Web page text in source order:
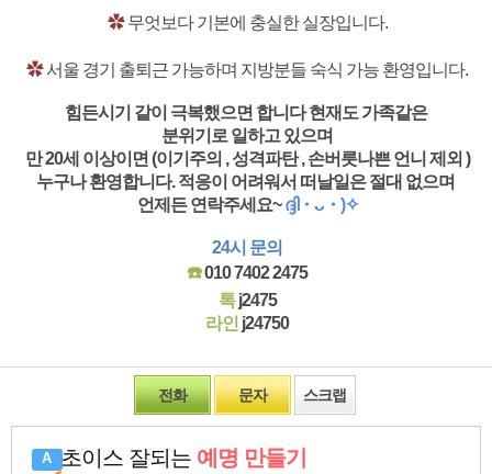
✿무엇보다 기본에 충실한 실장입니다.
✿서울 경기 출퇴근 가능하며 지방분들 숙식 가능 환영입니다.
힘든시기 같이 극복했으면 합니다 현재도 가족같은
분위기로 일하고 있으며
만 20세 이상이면 (이기주의 , 성격파탄 , 손버릇나쁜 언니 제외 )
누구나 환영합니다. 적응이 어려워서 떠날일은 절대 없으며
언제든 연락주세요~ദ്ദി・ᴗ・)✧
24시 문의
☎️010 7402 2475
톡j2475
라인 j24750
전화 문자 스크랩
초이스 잘되는 예명 만들기